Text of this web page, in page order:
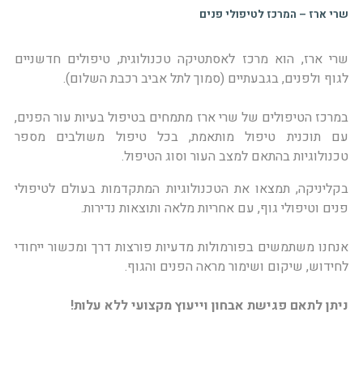
שרי ארז – המרכז לטיפולי פנים
שרי ארז, הוא מרכז לאסתטיקה טכנולוגית, טיפולים חדשניים
לגוף ולפנים, בגבעתיים (סמוך לתל אביב רכבת השלום).
במרכז הטיפולים של שרי ארז מתמחים בטיפול בעיות עור הפנים,
עם תוכנית טיפול מותאמת, בכל טיפול משולבים מספר
טכנולוגיות בהתאם למצב העור וסוג הטיפול.
בקליניקה, תמצאו את הטכנולוגיות המתקדמות בעולם לטיפולי
פנים וטיפולי גוף, עם אחריות מלאה ותוצאות נדירות.
אנחנו משתמשים בפורמולות מדעיות פורצות דרך ומכשור ייחודי
לחידוש, שיקום ושימור מראה הפנים והגוף.
ניתן לתאם פגישת אבחון וייעוץ מקצועי ללא עלות!